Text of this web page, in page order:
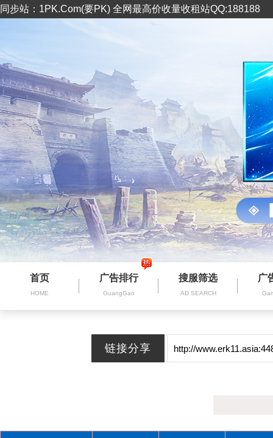
同步站：1PK.Com(要PK) 全网最高价收量收租站QQ:188188
首页
HOME
广告排行
GuangGao
搜服筛选
AD SEARCH
广